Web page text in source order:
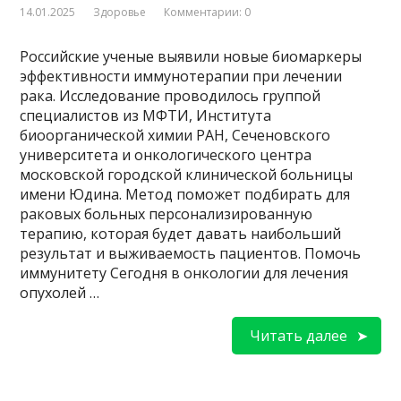
14.01.2025 Здоровье Комментарии: 0
Российские ученые выявили новые биомаркеры
эффективности иммунотерапии при лечении
рака. Исследование проводилось группой
специалистов из МФТИ, Института
биоорганической химии РАН, Сеченовского
университета и онкологического центра
московской городской клинической больницы
имени Юдина. Метод поможет подбирать для
раковых больных персонализированную
терапию, которая будет давать наибольший
результат и выживаемость пациентов. Помочь
иммунитету Сегодня в онкологии для лечения
опухолей …
Читать далее